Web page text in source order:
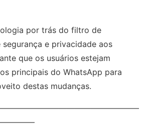
por trás do filtro de
e privacidade aos
que os usuários estejam
principais do WhatsApp para
destas mudanças.